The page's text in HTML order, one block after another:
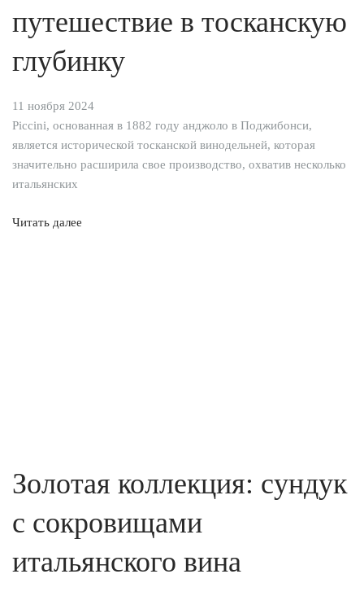
путешествие в тосканскую
глубинку
11 ноября 2024
Piccini, основанная в 1882 году анджоло в Поджибонси,
является исторической тосканской винодельней, которая
значительно расширила свое производство, охватив несколько
итальянских
Читать далее
Золотая коллекция: сундук
с сокровищами
итальянского вина